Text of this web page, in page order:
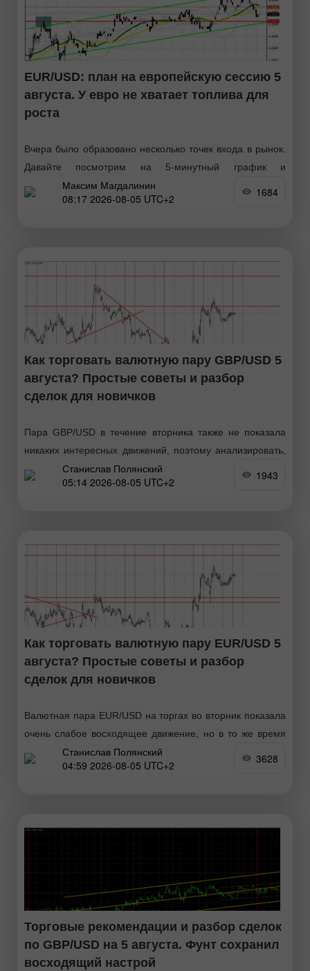
EUR/USD: план на европейскую сессию 5
августа. У евро не хватает топлива для
роста
Вчера было образовано несколько точек входа в рынок.
Давайте посмотрим на 5-минутный график и
разберемся с тем, что там произошло. В своем
утреннем прогнозе я обращал внимание на уровень
Максим Магдалинин
08:17 2026-08-05 UTC+2
1684
Как торговать валютную пару GBP/USD 5
августа? Простые советы и разбор
сделок для новичков
Пара GBP/USD в течение вторника также не показала
никаких интересных движений, поэтому анализировать,
по сути, нечего. Рынок все также настроен на покупки
британского фунта, так как начал разочаровываться
Станислав Полянский
05:14 2026-08-05 UTC+2
1943
Как торговать валютную пару EUR/USD 5
августа? Простые советы и разбор
сделок для новичков
Валютная пара EUR/USD на торгах во вторник показала
очень слабое восходящее движение, но в то же время
сохранила восходящий настрой и обошлась без сильной
коррекции. Макроэкономический и фундаментальный
Станислав Полянский
04:59 2026-08-05 UTC+2
3628
Торговые рекомендации и разбор сделок
по GBP/USD на 5 августа. Фунт сохранил
восходящий настрой